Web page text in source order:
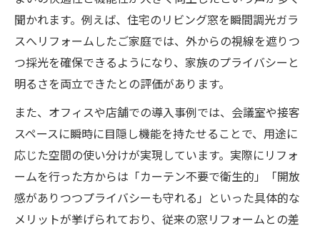
聞かれます。例えば、住宅のリビング窓を瞬間調光ガラ
スへリフォームしたご家庭では、外からの視線を遮りつ
つ採光を確保できるようになり、家族のプライバシーと
明るさを両立できたとの評価があります。
また、オフィスや店舗での導入事例では、会議室や接客
スペースに瞬時に目隠し機能を持たせることで、用途に
応じた空間の使い分けが実現しています。実際にリフォ
ームを行った方からは「カーテン不要で衛生的」「開放
感がありつつプライバシーも守れる」といった具体的な
メリットが挙げられており、従来の窓リフォームとの差